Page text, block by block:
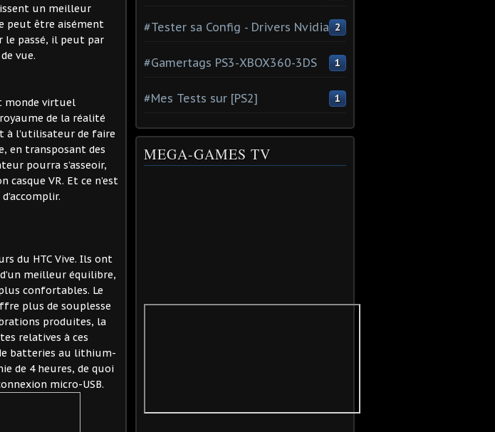
un meilleur
peut être aisément
le passé, il peut par
vue.
monde virtuel
de la réalité
à l’utilisateur de faire
en transposant des
pourra s’asseoir,
VR. Et ce n’est
du HTC Vive. Ils ont
meilleur équilibre,
confortables. Le
plus de souplesse
produites, la
relatives à ces
batteries au lithium-
de 4 heures, de quoi
micro-USB.
#Tester sa Config - Drivers Nvidia 2
#Gamertags PS3-XBOX360-3DS 1
#Mes Tests sur [PS2] 1
MEGA-GAMES TV